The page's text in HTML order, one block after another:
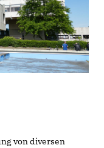
von diversen